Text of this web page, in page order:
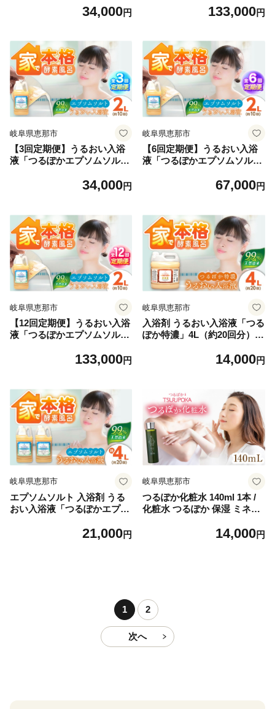
然 / 恵那市 / 回生堂 [AUAU02
34,000円
然 / 恵那市 / 回生堂 [AUAU03
133,000円
岐阜県恵那市
【3回定期便】うるおい入浴
液「つるぽかエプソムソル
酸菌 自然 / 恵那市 / 回生堂 [A
34,000円
岐阜県恵那市
【6回定期便】うるおい入浴
液「つるぽかエプソムソル
酸菌 自然 / 恵那市 / 回生堂 [A
67,000円
岐阜県恵那市
【12回定期便】うるおい入浴
液「つるぽかエプソムソル
酸菌 自然 / 恵那市 / 回生堂 [A
133,000円
岐阜県恵那市
入浴剤 うるおい入浴液「つる
ぽか特濃」4L（約20回分）/
呂 つるぽか 酵素 乳酸菌 自然
褒美 バスタイム お取り寄せ
贈答 ギフト 岐阜県 / 恵那市 /
回生堂 [AUAU004]
14,000円
岐阜県恵那市
エプソムソルト 入浴剤 うる
おい入浴液「つるぽかエプソ
分）/ 入浴剤 入浴液 酵素風呂
21,000円
岐阜県恵那市
つるぽか化粧水 140ml 1本 /
化粧水 つるぽか 保湿 ミネラ
イジングケア スキンケア 自
14,000円
1 2
次へ